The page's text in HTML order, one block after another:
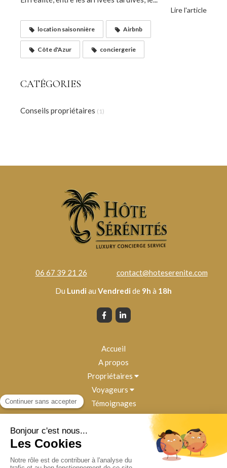
Lire l'article
location saisonnière Airbnb
Côte d'Azur conciergerie
CATÉGORIES
Conseils propriétaires (1)
06 67 39 21 26
contact@hoteserenite.com
Du Lundi au Vendredi de 9h à 18h
Accueil
A propos
Propriétaires
Voyageurs
Témoignages
Contact
Plan du site